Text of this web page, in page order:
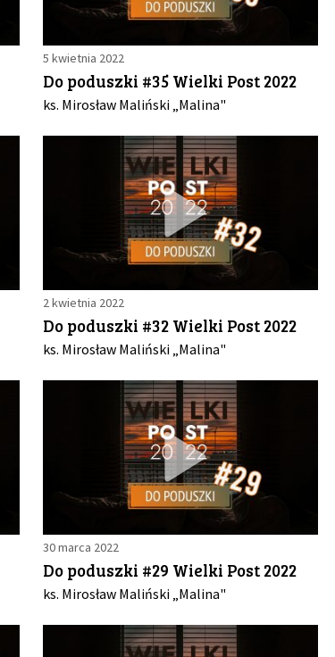
5 kwietnia 2022
Do poduszki #35 Wielki Post 2022
ks. Mirosław Maliński „Malina"
2 kwietnia 2022
Do poduszki #32 Wielki Post 2022
ks. Mirosław Maliński „Malina"
30 marca 2022
Do poduszki #29 Wielki Post 2022
ks. Mirosław Maliński „Malina"